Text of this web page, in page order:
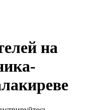
на